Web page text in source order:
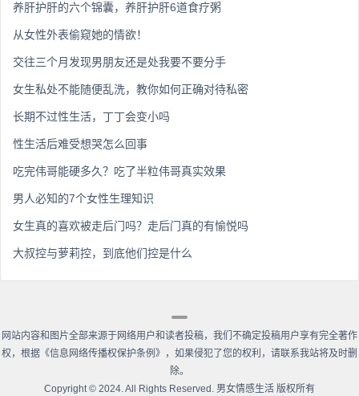
养肝护肝的六个锦囊，养肝护肝6道食疗粥
从女性外表偷窥她的情欲！
交往三个月发现男朋友还是处我要不要分手
女生私处不能随便乱洗，教你如何正确对待私密
长期不过性生活，丁丁会变小吗
性生活后难受想哭怎么回事
吃完伟哥能硬多久？吃了半粒伟哥真实效果
男人必知的7个女性生理知识
女生真的喜欢被走后门吗？走后门真的有愉悦吗
大叔控与萝莉控，到底他们控是什么
网站内容和图片全部来源于网络用户和读者投稿，我们不确定投稿用户享有完全著作
权，根据《信息网络传播权保护条例》，如果侵犯了您的权利，请联系我站将及时删
除。
Copyright© 2024. All Rights Reserved. 男女情感生活 版权所有